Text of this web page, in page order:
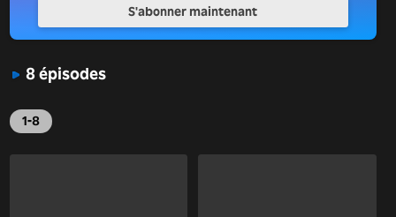
8 épisodes
1-8
S'abonner maintenant